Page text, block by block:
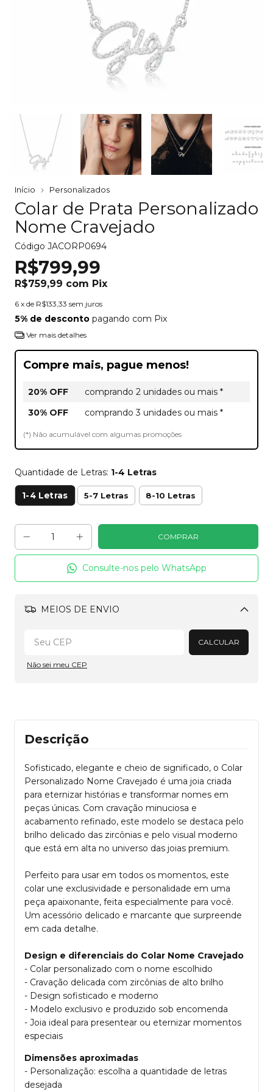
Início Personalizados
Colar de Prata Personalizado
Nome Cravejado
Código JACORP0694
R$799,99
R$759,99 com Pix
6 x de R$133,33 sem juros
5% de desconto pagando com Pix
Ver mais detalhes
Compre mais, pague menos!
20% OFF
comprando 2 unidades ou mais *
30% OFF
comprando 3 unidades ou mais *
(*) Não acumulável com algumas promoções
Quantidade de Letras: 1-4 Letras
1-4 Letras 5-7 Letras 8-10 Letras
Consulte-nos pelo WhatsApp
MEIOS DE ENVIO
Alterar CEP
CALCULAR
Não sei meu CEP
Descrição
Sofisticado, elegante e cheio de significado, o Colar
Personalizado Nome Cravejado é uma joia criada
para eternizar histórias e transformar nomes em
peças únicas. Com cravação minuciosa e
acabamento refinado, este modelo se destaca pelo
brilho delicado das zircônias e pelo visual moderno
que está em alta no universo das joias premium.
Perfeito para usar em todos os momentos, este
colar une exclusividade e personalidade em uma
peça apaixonante, feita especialmente para você.
Um acessório delicado e marcante que surpreende
em cada detalhe.
Design e diferenciais do Colar Nome Cravejado
- Colar personalizado com o nome escolhido
- Cravação delicada com zircônias de alto brilho
- Design sofisticado e moderno
- Modelo exclusivo e produzido sob encomenda
- Joia ideal para presentear ou eternizar momentos
especiais
Dimensões aproximadas
- Personalização: escolha a quantidade de letras
desejada